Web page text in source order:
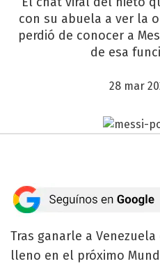
con su abuela a ver la
perdió de conocer a
de esa
28 mar
Tras ganarle a
lleno en el próximo